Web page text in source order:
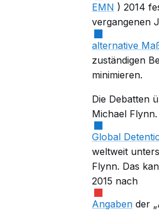
EMN ) 2014
vergangenen
alternative
zuständigen
minimieren.
Die Debatten
Michael
Global
weltweit
Flynn. Das
2015 nach
Angaben der